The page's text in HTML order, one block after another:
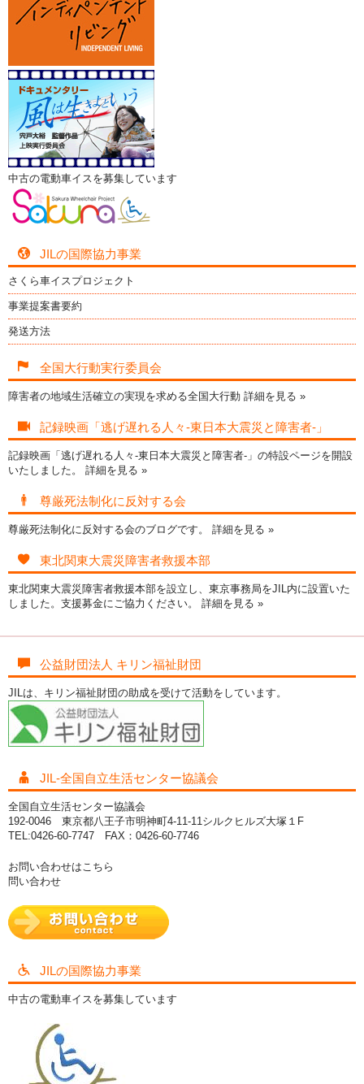
中古の電動車イスを募集しています
JILの国際協力事業
さくら車イスプロジェクト
事業提案書要約
発送方法
全国大行動実行委員会
障害者の地域生活確立の実現を求める全国大行動 詳細を見る »
記録映画「逃げ遅れる人々-東日本大震災と障害者-」
記録映画「逃げ遅れる人々-東日本大震災と障害者-」の特設ページを開設
いたしました。 詳細を見る »
尊厳死法制化に反対する会
尊厳死法制化に反対する会のブログです。 詳細を見る »
東北関東大震災障害者救援本部
東北関東大震災障害者救援本部を設立し、東京事務局をJIL内に設置いた
しました。支援募金にご協力ください。 詳細を見る »
公益財団法人 キリン福祉財団
JILは、キリン福祉財団の助成を受けて活動をしています。
JIL-全国自立生活センター協議会
全国自立生活センター協議会
192-0046 東京都八王子市明神町4-11-11シルクヒルズ大塚１F
TEL:0426-60-7747 FAX：0426-60-7746
お問い合わせはこちら
問い合わせ
JILの国際協力事業
中古の電動車イスを募集しています